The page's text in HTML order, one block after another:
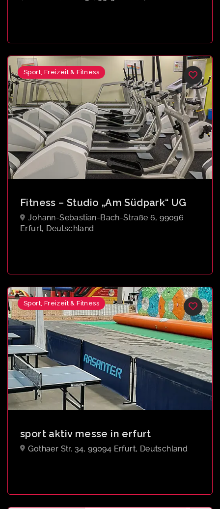
Sport, Freizeit & Fitness
Fitness – Studio „Am Südpark“ UG
Johann-Sebastian-Bach-Straße 6, 99096
Erfurt, Deutschland
Sport, Freizeit & Fitness
sport aktiv messe in erfurt
Gothaer Str. 34, 99094 Erfurt, Deutschland